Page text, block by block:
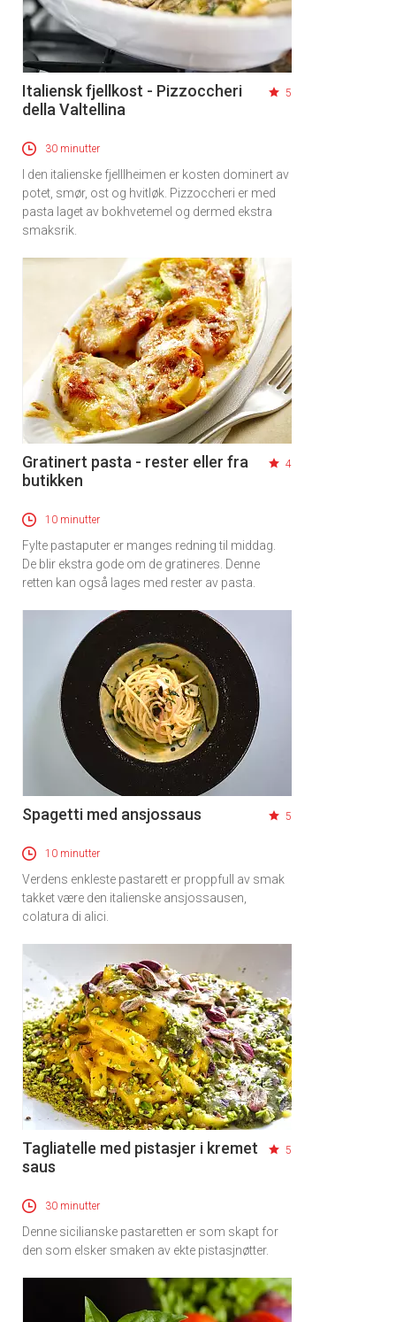
Italiensk fjellkost - Pizzoccheri
della Valtellina
5
30 minutter
I den italienske fjelllheimen er kosten dominert av
potet, smør, ost og hvitløk. Pizzoccheri er med
pasta laget av bokhvetemel og dermed ekstra
smaksrik.
Gratinert pasta - rester eller fra
butikken
4
10 minutter
Fylte pastaputer er manges redning til middag.
De blir ekstra gode om de gratineres. Denne
retten kan også lages med rester av pasta.
Spagetti med ansjossaus 5
10 minutter
Verdens enkleste pastarett er proppfull av smak
takket være den italienske ansjossausen,
colatura di alici.
Tagliatelle med pistasjer i kremet
saus
5
30 minutter
Denne sicilianske pastaretten er som skapt for
den som elsker smaken av ekte pistasjnøtter.